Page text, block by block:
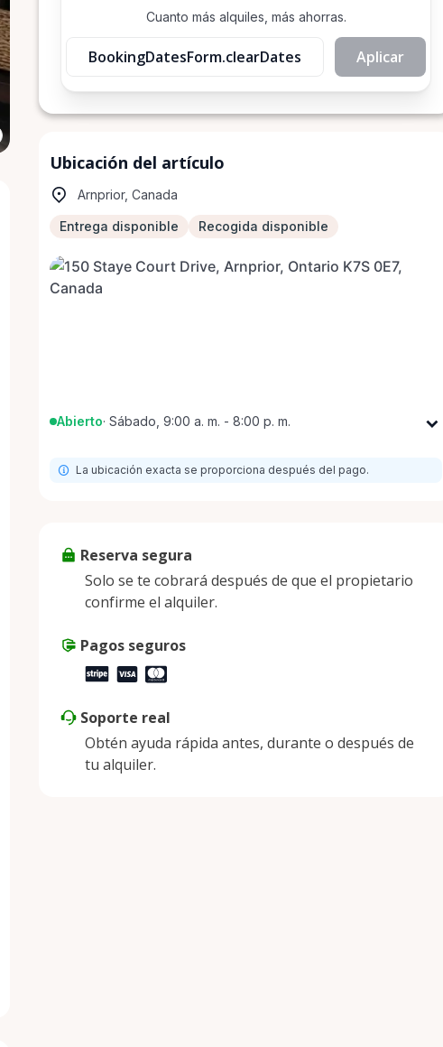
Cuanto más alquiles, más ahorras.
BookingDatesForm.clearDates Aplicar
Ubicación del artículo
Arnprior, Canada
Entrega disponible Recogida disponible
Abierto· Sábado, 9:00 a. m. - 8:00 p. m.
Martes
9:00 a. m. - 8:00 p. m.
Viernes
Sábado
9:00 a. m. - 8:00 p. m.
Domingo
La ubicación exacta se proporciona después del pago.
Reserva segura
Solo se te cobrará después de que el propietario
confirme el alquiler.
Pagos seguros
Soporte real
Obtén ayuda rápida antes, durante o después de
tu alquiler.